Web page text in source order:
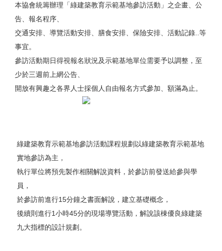
本協會統籌辦理「綠建築教育示範基地參訪活動」之企畫、公
告、報名程序、
交通安排、導覽活動安排、膳食安排、保險安排、活動記錄..等
事宜。
參訪活動期日得視報名狀況及示範基地單位需要予以調整，至
少於三週前上網公告、
開放有興趣之各界人士採個人自由報名方式參加、額滿為止。
綠建築教育示範基地參訪活動課程規劃以綠建築教育示範基地
實地參訪為主，
執行單位將預先製作相關解說資料，於參訪前發送給參與學
員，
於參訪前進行15分鐘之書面解說，建立基礎概念，
後續則進行1小時45分的現場導覽活動，解說該棟優良綠建築
九大指標的設計規劃。